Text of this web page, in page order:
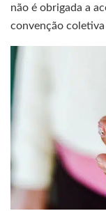
não é obrigada a
convenção